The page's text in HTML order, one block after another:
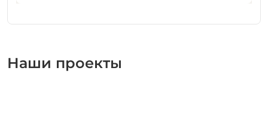
Наши проекты